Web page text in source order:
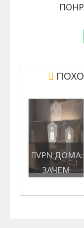
VPN ДОМА:
ЗАЧЕМ
КАК